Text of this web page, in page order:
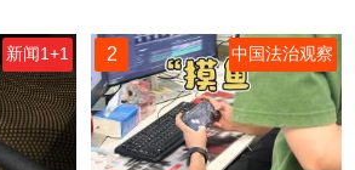
新闻1+1 2 中国法治观察